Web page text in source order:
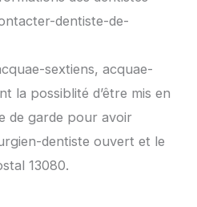
dentiste-de-
sextiens, acquae-
la possiblité d’être mis en
de garde pour avoir
dentiste ouvert et le
13080.